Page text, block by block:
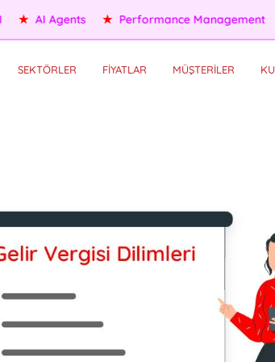
Services ★ Self HR Services ★ OKR/KPI
SEKTÖRLER FİYATLAR MÜŞTERİLER